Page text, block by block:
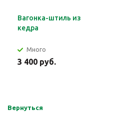
Вагонка-штиль из
кедра
Много
3 400 руб.
Вернуться